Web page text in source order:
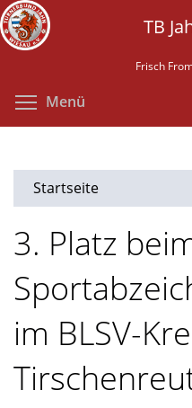
Direkt
zum
Inhalt
TB
Frisch
Menü
Startseite
3. Platz
im BLSV-